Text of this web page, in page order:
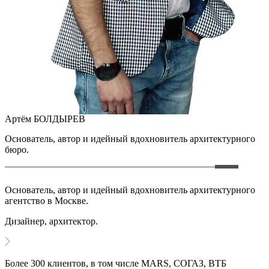
Артём БОЛДЫРЕВ
Основатель, автор и идейный вдохновитель архитектурного
бюро.
Основатель, автор и идейный вдохновитель архитектурного
агентство в Москве.
Дизайнер, архитектор.
Более 300 клиентов, в том числе MARS, СОГАЗ, ВТБ